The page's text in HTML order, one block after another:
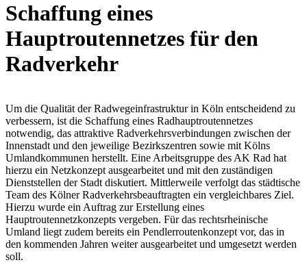
Schaffung eines
Hauptroutennetzes für den
Radverkehr
Um die Qualität der Radwegeinfrastruktur in Köln entscheidend zu
verbessern, ist die Schaffung eines Radhauptroutennetzes
notwendig, das attraktive Radverkehrsverbindungen zwischen der
Innenstadt und den jeweilige Bezirkszentren sowie mit Kölns
Umlandkommunen herstellt. Eine Arbeitsgruppe des AK Rad hat
hierzu ein Netzkonzept ausgearbeitet und mit den zuständigen
Dienststellen der Stadt diskutiert. Mittlerweile verfolgt das städtische
Team des Kölner Radverkehrsbeauftragten ein vergleichbares Ziel.
Hierzu wurde ein Auftrag zur Erstellung eines
Hauptroutennetzkonzepts vergeben. Für das rechtsrheinische
Umland liegt zudem bereits ein Pendlerroutenkonzept vor, das in
den kommenden Jahren weiter ausgearbeitet und umgesetzt werden
soll.